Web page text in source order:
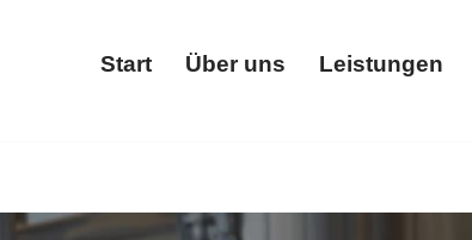
Start Über uns Leistungen